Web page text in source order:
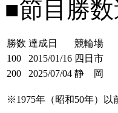
■節目勝
勝数 達成日
競輪場
100
2015/01/16 四日市
200
2025/07/04 静 岡
※1975年（昭和50年）以